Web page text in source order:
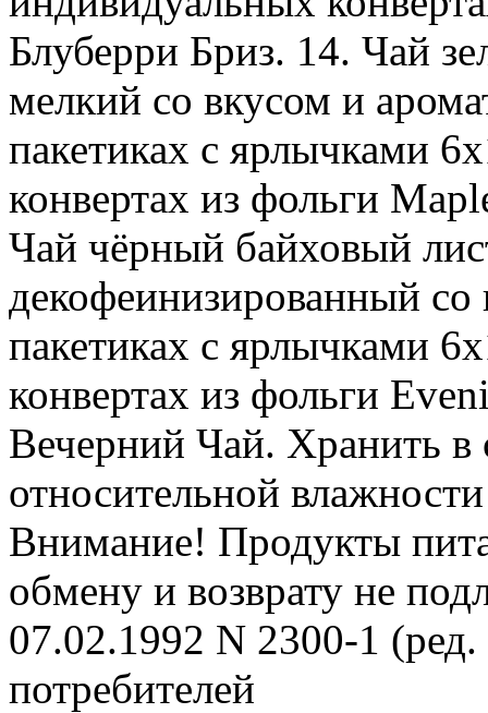
Блуберри Бриз. 14. Чай
мелкий со вкусом и
пакетиках с ярлычками
конвертах из фольги
Чай чёрный байховый
декофеинизированный со
пакетиках с ярлычками
конвертах из фольги
Вечерний Чай. Хранить
относительной
Внимание! Продукты
обмену и возврату не
07.02.1992 N 2300-1
потребителей